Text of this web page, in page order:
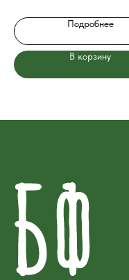
Подробнее
В корзину